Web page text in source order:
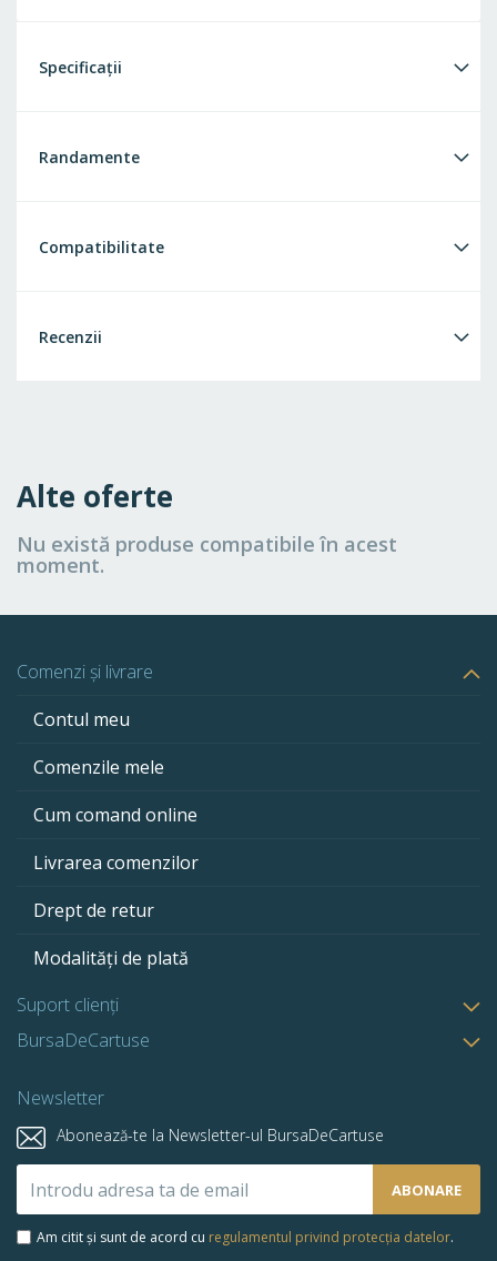
Specificații
Randamente
Compatibilitate
Recenzii
Alte oferte
Nu există produse compatibile în acest
moment.
Comenzi și livrare
Contul meu
Comenzile mele
Cum comand online
Livrarea comenzilor
Drept de retur
Modalități de plată
Suport clienți
BursaDeCartuse
Newsletter
Abonează-te la Newsletter-ul BursaDeCartuse
la
newsletter-
ABONARE
Am citit și sunt de acord cu regulamentul privind protecția datelor.